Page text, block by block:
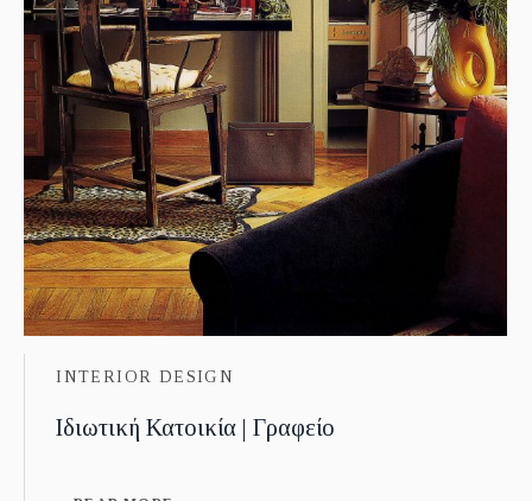
INTERIOR DESIGN
Ιδιωτική Κατοικία | Γραφείο